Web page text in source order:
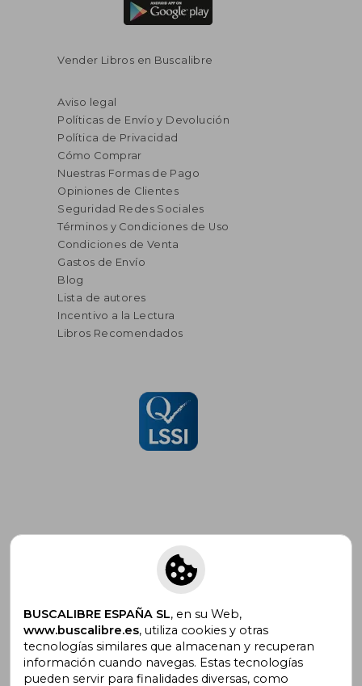
Vender Libros en Buscalibre
Aviso legal
Políticas de Envío y Devolución
Política de Privacidad
Cómo Comprar
Nuestras Formas de Pago
Opiniones de Clientes
Seguridad Redes Sociales
Términos y Condiciones de Uso
Condiciones de Venta
Gastos de Envío
Blog
Lista de autores
Incentivo a la Lectura
Libros Recomendados
Suscríbete para recibir ofertas y
promociones
¿Necesitas ayuda?
BUSCALIBRE ESPAÑA SL, en su Web,
www.buscalibre.es, utiliza cookies y otras
tecnologías similares que almacenan y recuperan
información cuando navegas. Estas tecnologías
pueden servir para finalidades diversas, como